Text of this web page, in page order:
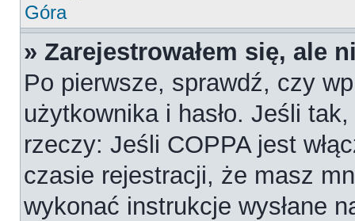
Góra
» Zarejestrowałem się, ale
Po pierwsze, sprawdź, czy
użytkownika i hasło. Jeśli
rzeczy: Jeśli COPPA jest
czasie rejestracji, że masz
wykonać instrukcje wysłane